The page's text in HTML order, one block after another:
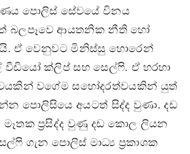
පොලිස් සේවයේ විනය
බලපෑවෙ ආයතනික නීති හෝ
ඒ වෙනුවට මිනිස්සු හොරෙන්
ක්ලිප් සහ සෙල්ෆි. ඒ හරහා
වගේම සහෝදරත්වයකින් යුත්
පොලිසියෙ අයටත් සිද්ද වුණා. දඩ
මෑතක ප‍්‍රසිද්ද වුණු දඩ කොල ලියන
ගැන පොලිස් මාධ්‍ය ප‍්‍රකාශක